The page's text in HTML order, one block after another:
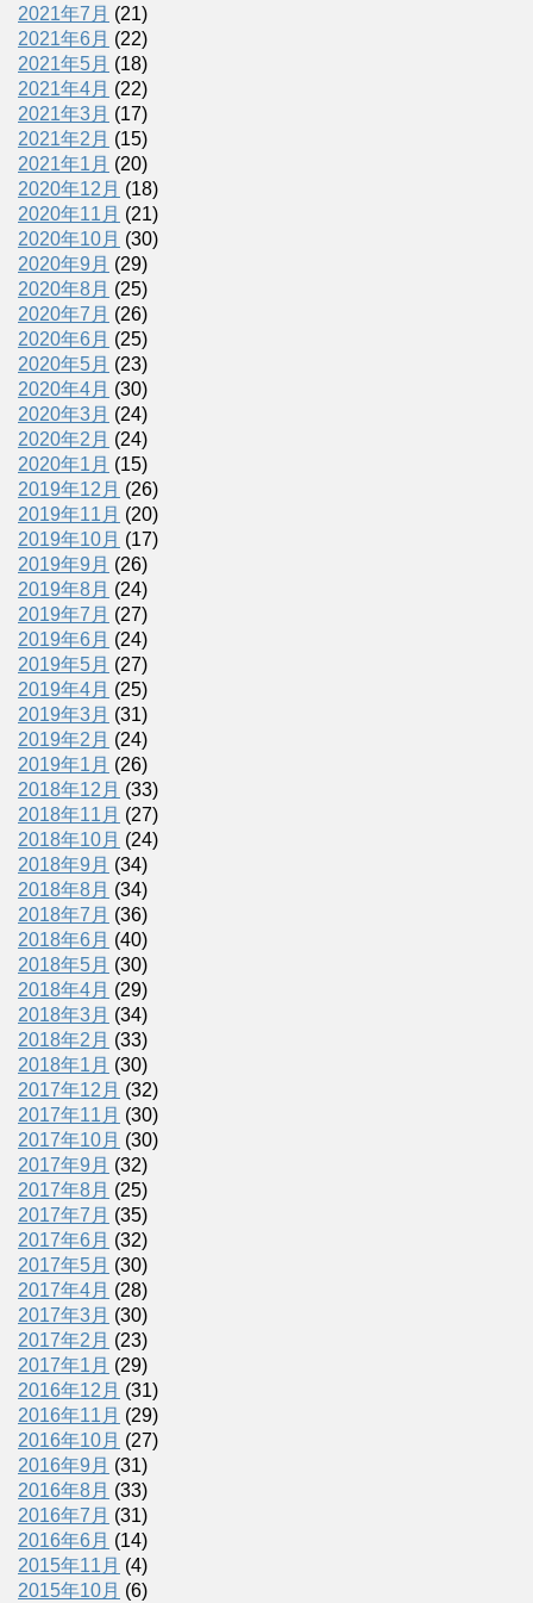
2021年7月 (21)
2021年6月 (22)
2021年5月 (18)
2021年4月 (22)
2021年3月 (17)
2021年2月 (15)
2021年1月 (20)
2020年12月 (18)
2020年11月 (21)
2020年10月 (30)
2020年9月 (29)
2020年8月 (25)
2020年7月 (26)
2020年6月 (25)
2020年5月 (23)
2020年4月 (30)
2020年3月 (24)
2020年2月 (24)
2020年1月 (15)
2019年12月 (26)
2019年11月 (20)
2019年10月 (17)
2019年9月 (26)
2019年8月 (24)
2019年7月 (27)
2019年6月 (24)
2019年5月 (27)
2019年4月 (25)
2019年3月 (31)
2019年2月 (24)
2019年1月 (26)
2018年12月 (33)
2018年11月 (27)
2018年10月 (24)
2018年9月 (34)
2018年8月 (34)
2018年7月 (36)
2018年6月 (40)
2018年5月 (30)
2018年4月 (29)
2018年3月 (34)
2018年2月 (33)
2018年1月 (30)
2017年12月 (32)
2017年11月 (30)
2017年10月 (30)
2017年9月 (32)
2017年8月 (25)
2017年7月 (35)
2017年6月 (32)
2017年5月 (30)
2017年4月 (28)
2017年3月 (30)
2017年2月 (23)
2017年1月 (29)
2016年12月 (31)
2016年11月 (29)
2016年10月 (27)
2016年9月 (31)
2016年8月 (33)
2016年7月 (31)
2016年6月 (14)
2015年11月 (4)
2015年10月 (6)